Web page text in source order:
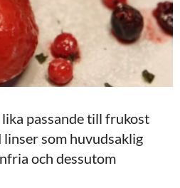
passande till frukost
som huvudsaklig
och dessutom